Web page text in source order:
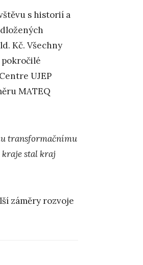
s historií a
Kč. Všechny
pokročilé
UJEP
MATEQ
transformačnímu
kraje stal kraj
záměry rozvoje